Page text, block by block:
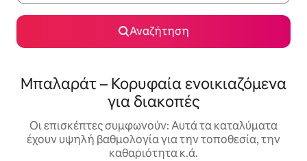
Αναζήτηση
Μπαλαράτ – Κορυφαία ενοικιαζόμενα
για διακοπές
Οι επισκέπτες συμφωνούν: Αυτά τα καταλύματα
έχουν υψηλή βαθμολογία για την τοποθεσία, την
καθαριότητα κ.ά.